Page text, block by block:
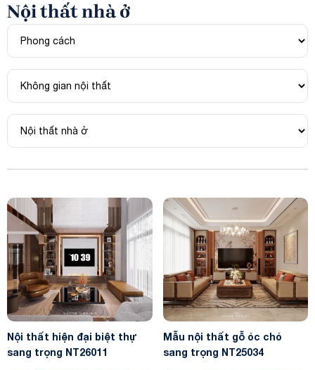
Nội thất nhà ở
Nội thất hiện đại biệt thự
sang trọng NT26011
Mẫu nội thất gỗ óc chó
sang trọng NT25034